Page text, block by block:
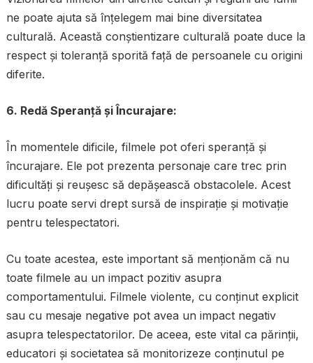
ne poate ajuta să înțelegem mai bine diversitatea
culturală. Această conștientizare culturală poate duce la
respect și toleranță sporită față de persoanele cu origini
diferite.
6. Redă Speranță și Încurajare:
În momentele dificile, filmele pot oferi speranță și
încurajare. Ele pot prezenta personaje care trec prin
dificultăți și reușesc să depășească obstacolele. Acest
lucru poate servi drept sursă de inspirație și motivație
pentru telespectatori.
Cu toate acestea, este important să menționăm că nu
toate filmele au un impact pozitiv asupra
comportamentului. Filmele violente, cu conținut explicit
sau cu mesaje negative pot avea un impact negativ
asupra telespectatorilor. De aceea, este vital ca părinții,
educatori și societatea să monitorizeze conținutul pe